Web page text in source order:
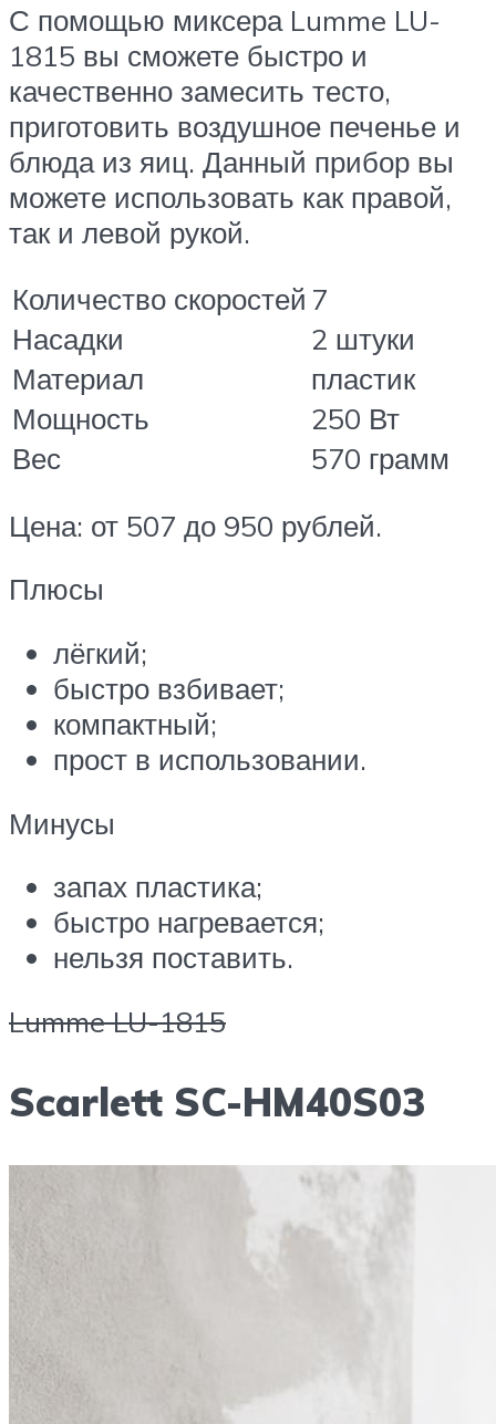
С помощью миксера Lumme LU-
1815 вы сможете быстро и
качественно замесить тесто,
приготовить воздушное печенье и
блюда из яиц. Данный прибор вы
можете использовать как правой,
так и левой рукой.
Количество скоростей 7
Насадки
2 штуки
Материал
пластик
Мощность
250 Вт
Вес
570 грамм
Цена: от 507 до 950 рублей.
Плюсы
лёгкий;
быстро взбивает;
компактный;
прост в использовании.
Минусы
запах пластика;
быстро нагревается;
нельзя поставить.
Lumme LU-1815
Scarlett SC-HM40S03